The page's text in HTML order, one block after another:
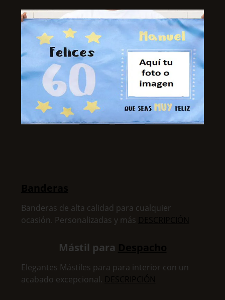
Banderas de alta calidad para cualquier
ocasión. Personalizadas y más
Mástil para
Elegantes Mástiles para para interior con un
acabado excepcional.